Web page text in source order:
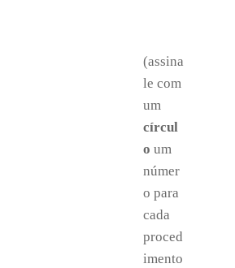
(assina
le com
um
círcul
o um
númer
o para
cada
proced
imento